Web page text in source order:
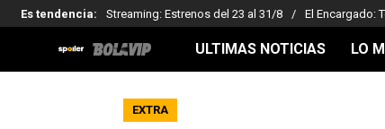
Es tendencia: Streaming: Estrenos del 23 al 31/8 El Encargado:
ULTIMAS NOTICIAS LO
EXTRA